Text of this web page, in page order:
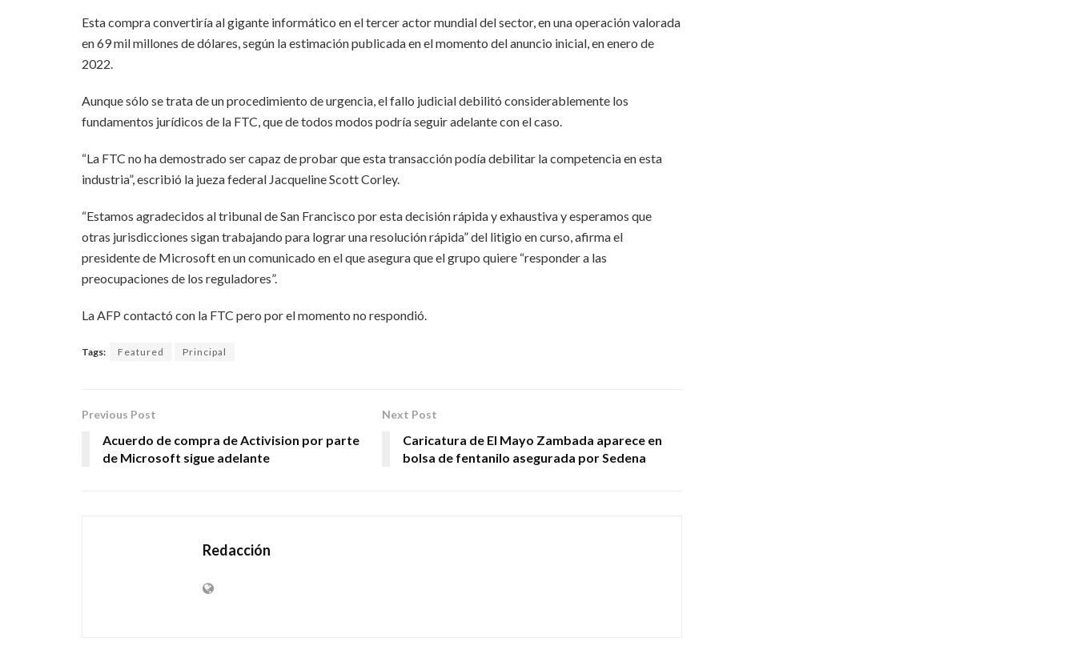
Esta compra convertiría al gigante informático en el tercer actor mundial del sector, en una operación valorada
en 69 mil millones de dólares, según la estimación publicada en el momento del anuncio inicial, en enero de
2022.
Aunque sólo se trata de un procedimiento de urgencia, el fallo judicial debilitó considerablemente los
fundamentos jurídicos de la FTC, que de todos modos podría seguir adelante con el caso.
“La FTC no ha demostrado ser capaz de probar que esta transacción podía debilitar la competencia en esta
industria”, escribió la jueza federal Jacqueline Scott Corley.
“Estamos agradecidos al tribunal de San Francisco por esta decisión rápida y exhaustiva y esperamos que
otras jurisdicciones sigan trabajando para lograr una resolución rápida” del litigio en curso, afirma el
presidente de Microsoft en un comunicado en el que asegura que el grupo quiere “responder a las
preocupaciones de los reguladores”.
La AFP contactó con la FTC pero por el momento no respondió.
Tags: Featured Principal
Previous Post
Acuerdo de compra de Activision por parte
de Microsoft sigue adelante
Next Post
Caricatura de El Mayo Zambada aparece en
bolsa de fentanilo asegurada por Sedena
Redacción